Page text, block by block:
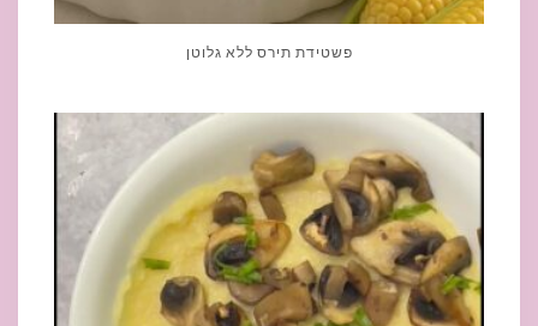
פשטידת תירס ללא גלוטן